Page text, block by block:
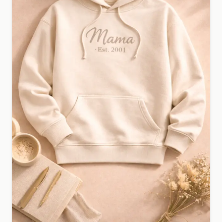
Upload je ontwerp en ontvang een professioneel en
uniek resultaat.